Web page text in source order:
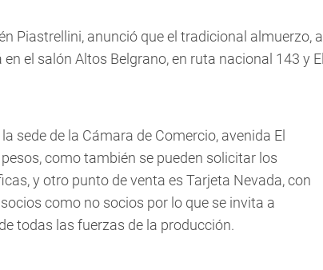
Piastrellini, anunció que el tradicional almuerzo, al
el salón Altos Belgrano, en ruta nacional 143 y El
sede de la Cámara de Comercio, avenida El
como también se pueden solicitar los
y otro punto de venta es Tarjeta Nevada, con
como no socios por lo que se invita a
todas las fuerzas de la producción.